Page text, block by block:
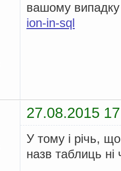
вашому
ion-in-sql
27.08.2015
У тому і річь,
назв таблиць ні